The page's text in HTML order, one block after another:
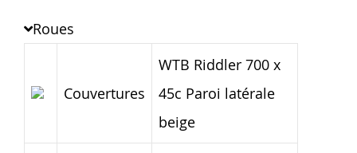
Roues
Couvertures
WTB Riddler 700 x
45c Paroi latérale
beige